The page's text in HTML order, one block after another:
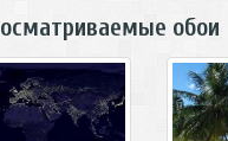
обои